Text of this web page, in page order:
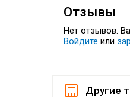
Отзывы
Нет отзывов.
Войдите или
Другие